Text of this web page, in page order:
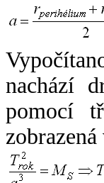
nachází
pomocí